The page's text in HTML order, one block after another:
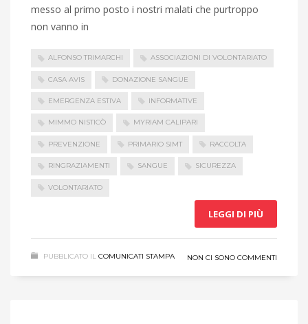
messo al primo posto i nostri malati che purtroppo
non vanno in
ALFONSO TRIMARCHI ASSOCIAZIONI DI VOLONTARIATO
CASA AVIS DONAZIONE SANGUE
EMERGENZA ESTIVA INFORMATIVE
MIMMO NISTICÒ MYRIAM CALIPARI
PREVENZIONE PRIMARIO SIMT RACCOLTA
RINGRAZIAMENTI SANGUE SICUREZZA
VOLONTARIATO
LEGGI DI PIÙ
PUBBLICATO IL COMUNICATI STAMPA NON CI SONO COMMENTI